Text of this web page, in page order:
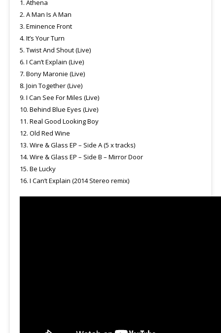
1. Athena
2. A Man Is A Man
3. Eminence Front
4. It’s Your Turn
5. Twist And Shout (Live)
6. I Can’t Explain (Live)
7. Bony Maronie (Live)
8. Join Together (Live)
9. I Can See For Miles (Live)
10. Behind Blue Eyes (Live)
11. Real Good Looking Boy
12. Old Red Wine
13. Wire & Glass EP – Side A (5 x tracks)
14. Wire & Glass EP – Side B – Mirror Door
15. Be Lucky
16. I Can’t Explain (2014 Stereo remix)